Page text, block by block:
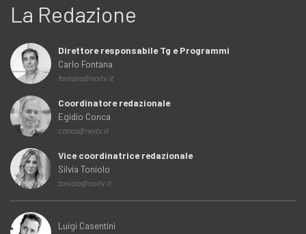
La Redazione
Direttore responsabile Tg e Programmi
Carlo Fontana
fontana@noitv.it
Coordinatore redazionale
Egidio Conca
conca@noitv.it
Vice coordinatrice redazionale
Silvia Toniolo
toniolo@noitv.it
Luigi Casentini